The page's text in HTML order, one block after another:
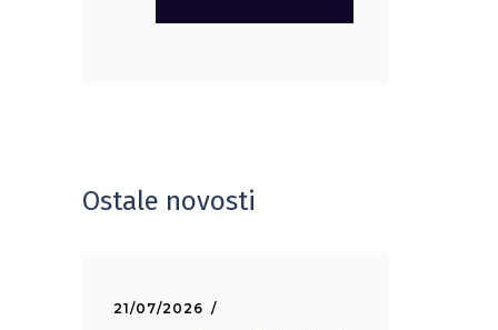
Ostale novosti
21/07/2026